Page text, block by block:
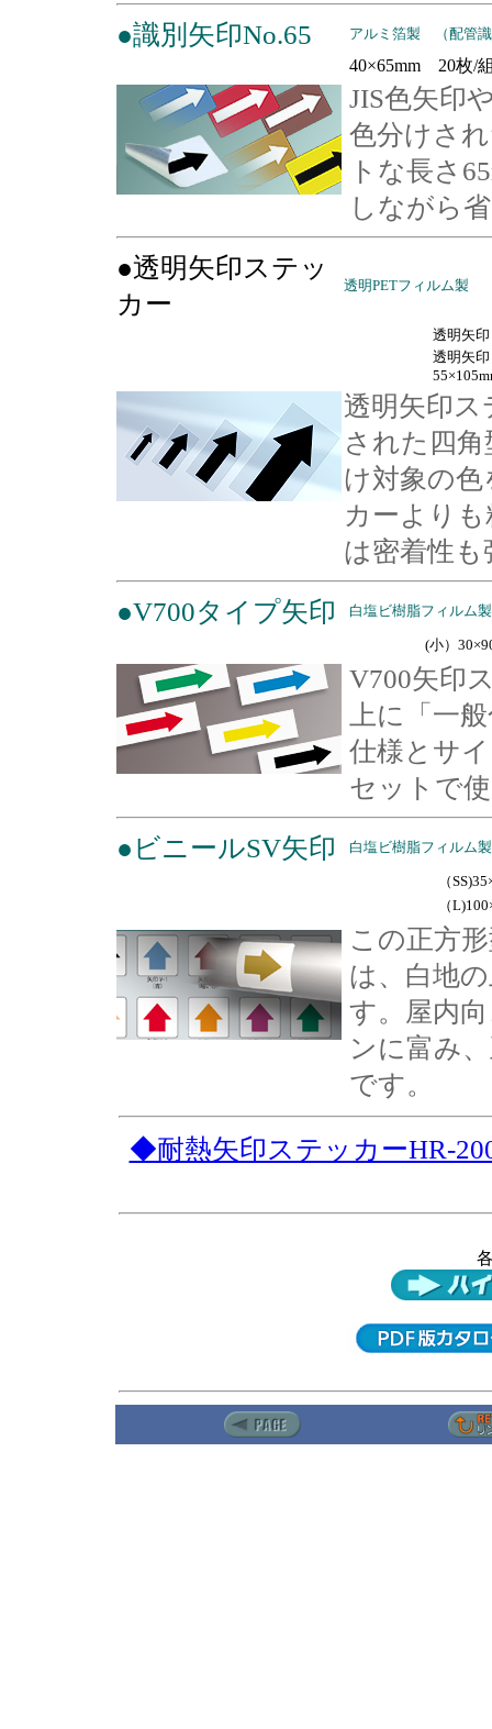
●識別矢印No.65 アルミ箔製 （配管
40×65mm 20枚/
JIS色矢印
色分けさ
トな長さ
しながら
●透明矢印ステッ
カー
透明PETフィルム製
透明矢
透明矢
透明矢印
された四
け対象の
カーより
は密着性
●V700タイプ矢印 白塩ビ樹脂フィルム
(小）
V700矢印
上に「一
仕様とサ
セットで
●ビニールSV矢印 白塩ビ樹脂フィルム
（
（
この正方
は、白地
す。屋内
ンに富み
です。
◆耐熱矢印ステッカーHR-